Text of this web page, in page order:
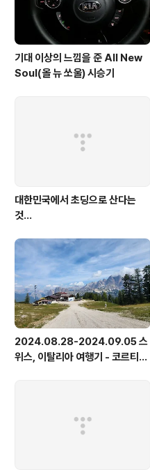
기대 이상의 느낌을 준 All New
Soul(올 뉴 쏘울) 시승기
대한민국에서 초딩으로 산다는
것...
2024.08.28-2024.09.05 스
위스, 이탈리아 여행기 - 코르티나